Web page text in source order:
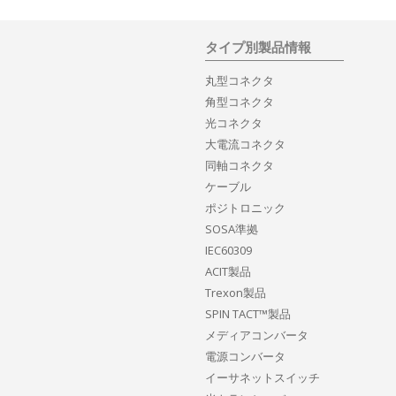
タイプ別製品情報
丸型コネクタ
角型コネクタ
光コネクタ
大電流コネクタ
同軸コネクタ
ケーブル
ポジトロニック
SOSA準拠
IEC60309
ACIT製品
Trexon製品
SPIN TACT™製品
メディアコンバータ
電源コンバータ
イーサネットスイッチ